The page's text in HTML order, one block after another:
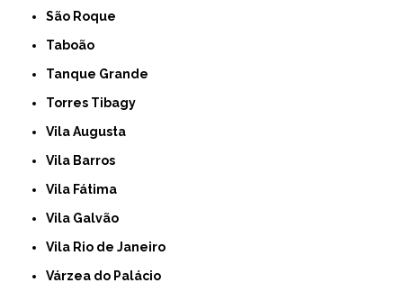
São Roque
Taboão
Tanque Grande
Torres Tibagy
Vila Augusta
Vila Barros
Vila Fátima
Vila Galvão
Vila Rio de Janeiro
Várzea do Palácio